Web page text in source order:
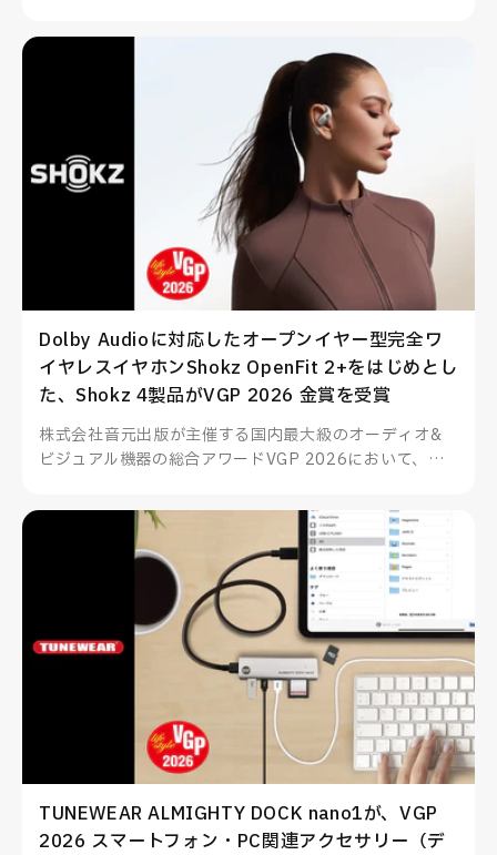
たします。
Dolby Audioに対応したオープンイヤー型完全ワ
イヤレスイヤホンShokz OpenFit 2+をはじめとし
た、Shokz 4製品がVGP 2026 金賞を受賞
株式会社音元出版が主催する国内最大級のオーディオ&
ビジュアル機器の総合アワードVGP 2026において、
した4製品が部門賞金賞を受賞、その他多数製品も部門賞
を受賞いたしました。
TUNEWEAR ALMIGHTY DOCK nano1が、VGP
2026 スマートフォン・PC関連アクセサリー（デ